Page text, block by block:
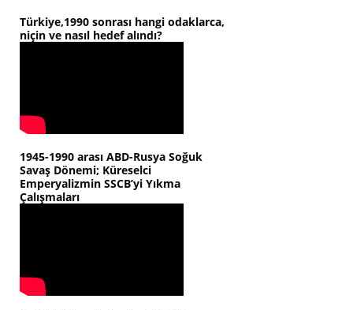
Türkiye,1990 sonrası hangi odaklarca,
niçin ve nasıl hedef alındı?
1945-1990 arası ABD-Rusya Soğuk
Savaş Dönemi; Küreselci
Emperyalizmin SSCB’yi Yıkma
Çalışmaları